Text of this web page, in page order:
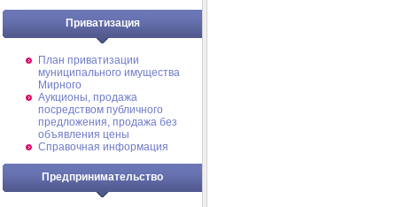
Приватизация
План приватизации
муниципального имущества
Мирного
Аукционы, продажа
посредством публичного
предложения, продажа без
объявления цены
Справочная информация
Предпринимательство